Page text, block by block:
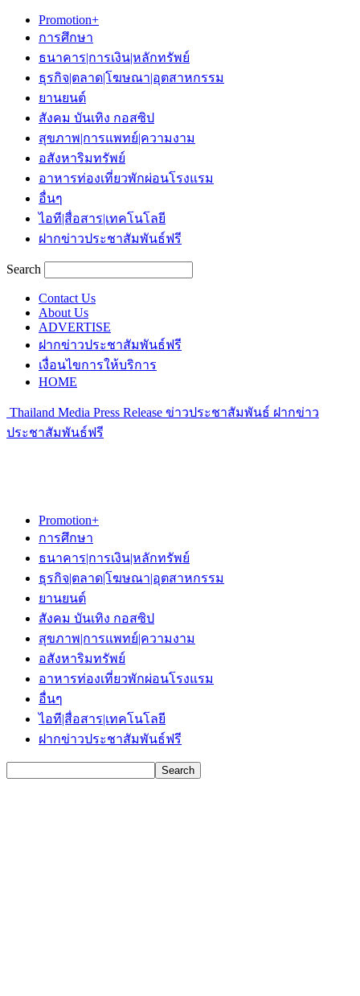
Promotion+
การศึกษา
ธนาคาร|การเงิน|หลักทรัพย์
ธุรกิจ|ตลาด|โฆษณา|อุตสาหกรรม
ยานยนต์
สังคม บันเทิง กอสซิป
สุขภาพ|การแพทย์|ความงาม
อสังหาริมทรัพย์
อาหารท่องเที่ยวพักผ่อนโรงแรม
อื่นๆ
ไอที|สื่อสาร|เทคโนโลยี
ฝากข่าวประชาสัมพันธ์ฟรี
Search
Contact Us
About Us
ADVERTISE
ฝากข่าวประชาสัมพันธ์ฟรี
เงื่อนไขการให้บริการ
HOME
Thailand Media Press Release ข่าวประชาสัมพันธ์ ฝากข่าว
ประชาสัมพันธ์ฟรี
Promotion+
การศึกษา
ธนาคาร|การเงิน|หลักทรัพย์
ธุรกิจ|ตลาด|โฆษณา|อุตสาหกรรม
ยานยนต์
สังคม บันเทิง กอสซิป
สุขภาพ|การแพทย์|ความงาม
อสังหาริมทรัพย์
อาหารท่องเที่ยวพักผ่อนโรงแรม
อื่นๆ
ไอที|สื่อสาร|เทคโนโลยี
ฝากข่าวประชาสัมพันธ์ฟรี